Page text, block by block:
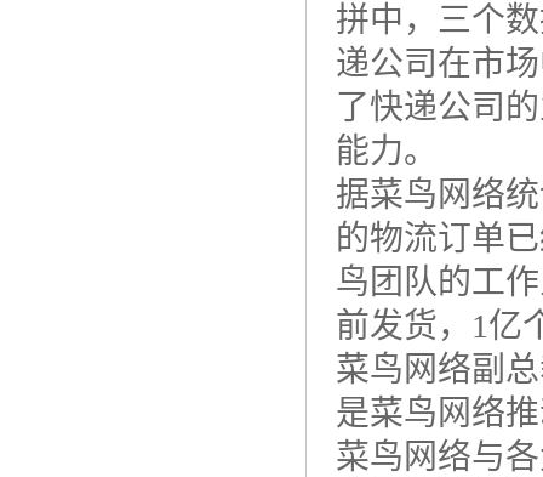
拼中，三个
递公司在市
了快递公司
能力。
据菜鸟网络
的物流订单
鸟团队的工
前发货，1亿
菜鸟网络副
是菜鸟网络
菜鸟网络与